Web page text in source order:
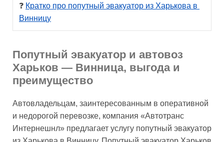
❓ Кратко про попутный эвакуатор из Харькова в
Винницу
Попутный эвакуатор и автовоз
Харьков — Винница, выгода и
преимущество
Автовладельцам, заинтересованным в оперативной
и недорогой перевозке, компания «Автотранс
Интернешнл» предлагает услугу попутный эвакуатор